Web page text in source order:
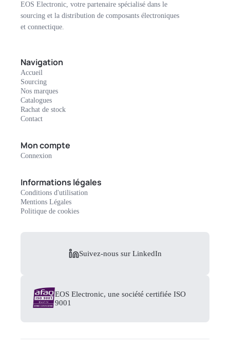
EOS Electronic, votre partenaire spécialisé dans le
sourcing et la distribution de composants électroniques
et connectique.
Navigation
Accueil
Sourcing
Nos marques
Catalogues
Rachat de stock
Contact
Mon compte
Connexion
Informations légales
Conditions d'utilisation
Mentions Légales
Politique de cookies
Suivez-nous sur LinkedIn
EOS Electronic, une société certifiée ISO
9001